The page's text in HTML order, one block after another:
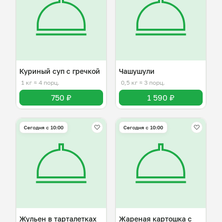
Куриный суп с гречкой
1 кг ≈ 4 порц.
750 ₽
Чашушули
0,5 кг ≈ 3 порц.
1 590 ₽
Сегодня с 10:00
Жульен в тарталетках
Сегодня с 10:00
Жареная картошка с